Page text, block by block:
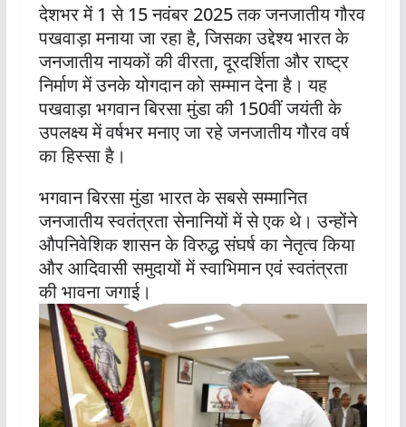
देशभर में 1 से 15 नवंबर 2025 तक जनजातीय गौरव
पखवाड़ा मनाया जा रहा है, जिसका उद्देश्य भारत के
जनजातीय नायकों की वीरता, दूरदर्शिता और राष्ट्र
निर्माण में उनके योगदान को सम्मान देना है। यह
पखवाड़ा भगवान बिरसा मुंडा की 150वीं जयंती के
उपलक्ष्य में वर्षभर मनाए जा रहे जनजातीय गौरव वर्ष
का हिस्सा है।
भगवान बिरसा मुंडा भारत के सबसे सम्मानित
जनजातीय स्वतंत्रता सेनानियों में से एक थे। उन्होंने
औपनिवेशिक शासन के विरुद्ध संघर्ष का नेतृत्व किया
और आदिवासी समुदायों में स्वाभिमान एवं स्वतंत्रता
की भावना जगाई।